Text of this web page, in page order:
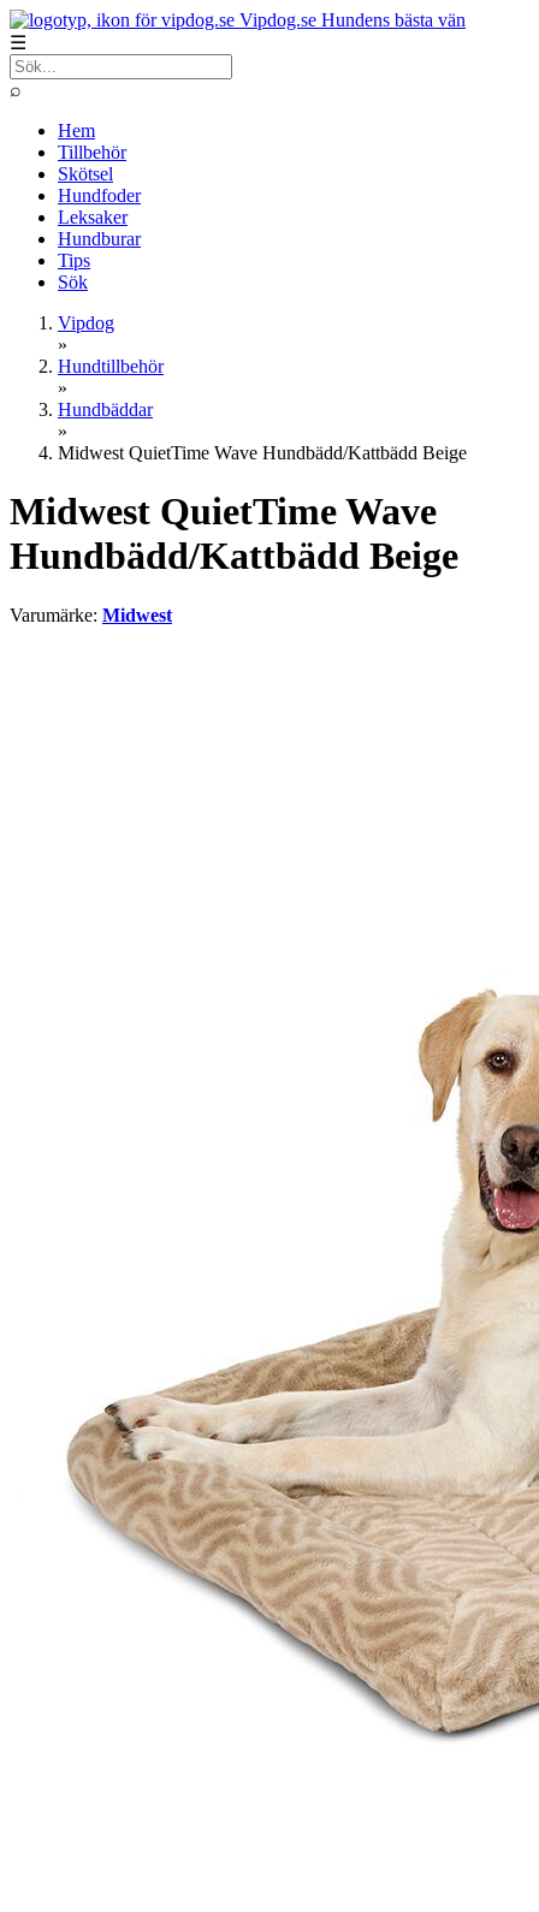
Vipdog.se Hundens bästa vän
☰
⌕
Hem
Tillbehör
Skötsel
Hundfoder
Leksaker
Hundburar
Tips
Sök
Vipdog
»
Hundtillbehör
»
Hundbäddar
»
Midwest QuietTime Wave Hundbädd/Kattbädd Beige
Midwest QuietTime Wave
Hundbädd/Kattbädd Beige
Varumärke: Midwest